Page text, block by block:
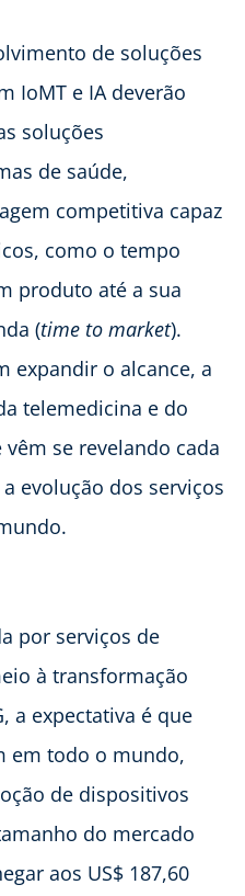
de soluções
IoMT e IA deverão
soluções
de saúde,
competitiva capaz
como o tempo
produto até a sua
(time to market).
expandir o alcance, a
telemedicina e do
se revelando cada
evolução dos serviços
por serviços de
à transformação
a expectativa é que
em todo o mundo,
de dispositivos
do mercado
aos US$ 187,60